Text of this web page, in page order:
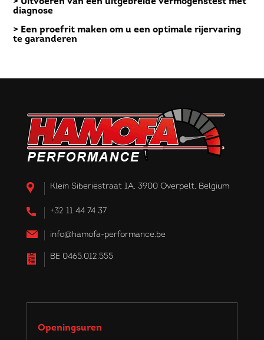
diagnose
> Een proefrit maken om u een optimale rijervaring
te garanderen
Klein Siberiëstraat 1A, 3900 Overpelt, Belgium
+32 11 44 74 37
info@hamofa-performance.be
BE 0465.012.555
Openingsuren